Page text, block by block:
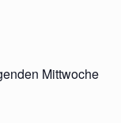
Mittwoche